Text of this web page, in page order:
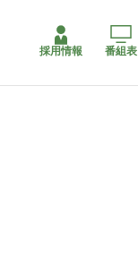
採用情報 番組表